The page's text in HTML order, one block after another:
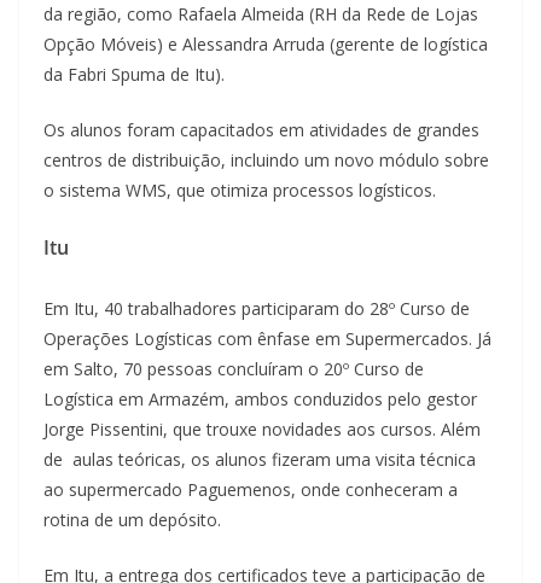
da região, como Rafaela Almeida (RH da Rede de Lojas
Opção Móveis) e Alessandra Arruda (gerente de logística
da Fabri Spuma de Itu).
Os alunos foram capacitados em atividades de grandes
centros de distribuição, incluindo um novo módulo sobre
o sistema WMS, que otimiza processos logísticos.
Itu
Em Itu, 40 trabalhadores participaram do 28º Curso de
Operações Logísticas com ênfase em Supermercados. Já
em Salto, 70 pessoas concluíram o 20º Curso de
Logística em Armazém, ambos conduzidos pelo gestor
Jorge Pissentini, que trouxe novidades aos cursos. Além
de aulas teóricas, os alunos fizeram uma visita técnica
ao supermercado Paguemenos, onde conheceram a
rotina de um depósito.
Em Itu, a entrega dos certificados teve a participação de